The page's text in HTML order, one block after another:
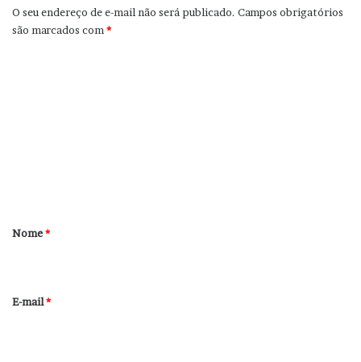
O seu endereço de e-mail não será publicado. Campos obrigatórios
são marcados com *
r
*
Nome*
E-mail*